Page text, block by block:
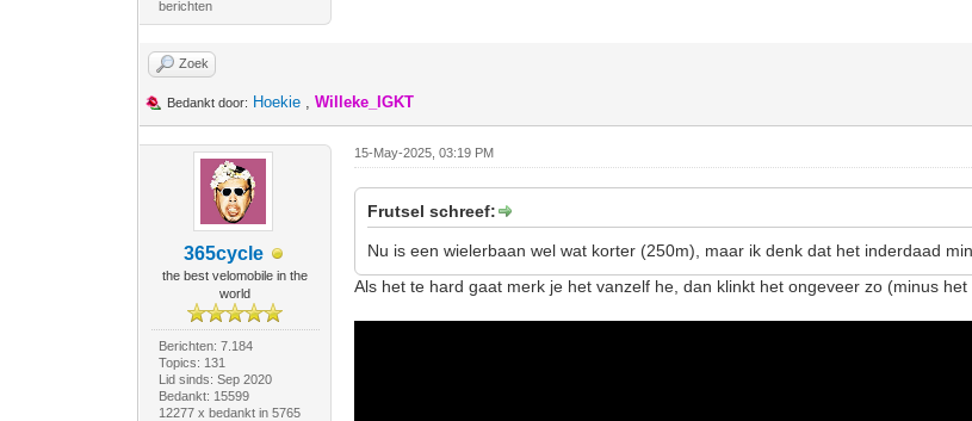
berichten
Zoek
Bedankt door: Hoekie ,Willeke_IGKT
365cycle
the best velomobile in the
world
Berichten: 7.184
Topics: 131
Lid sinds: Sep 2020
Bedankt: 15599
12277 x bedankt in 5765
15-May-2025, 03:19 PM
Frutsel schreef:
Nu is een wielerbaan wel wat korter (250m), maar ik denk dat het inderdaad
Als het te hard gaat merk je het vanzelf he, dan klinkt het ongeveer zo (minus het